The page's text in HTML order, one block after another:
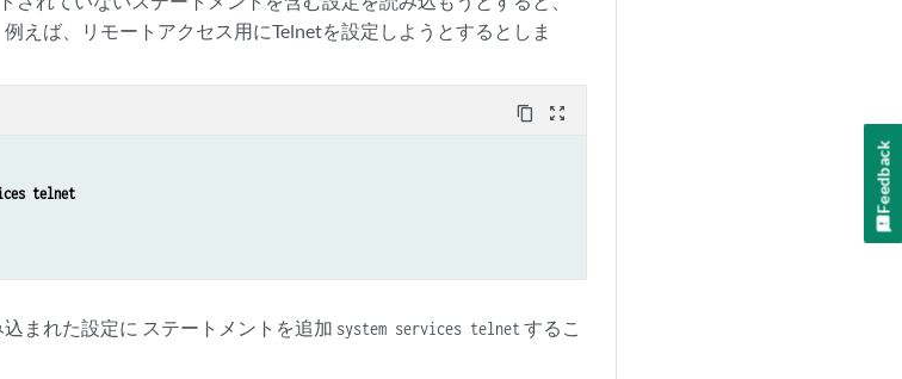
えば、リモートアクセス用にTelnetを設定しようとするとしま
content_copy zoom_out_map
telnet
まれた設定に ステートメントを追加 system services telnetするこ
Feedback